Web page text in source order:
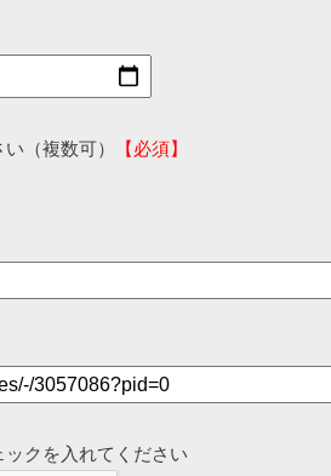
（複数可）
【必須】
クを入れてください